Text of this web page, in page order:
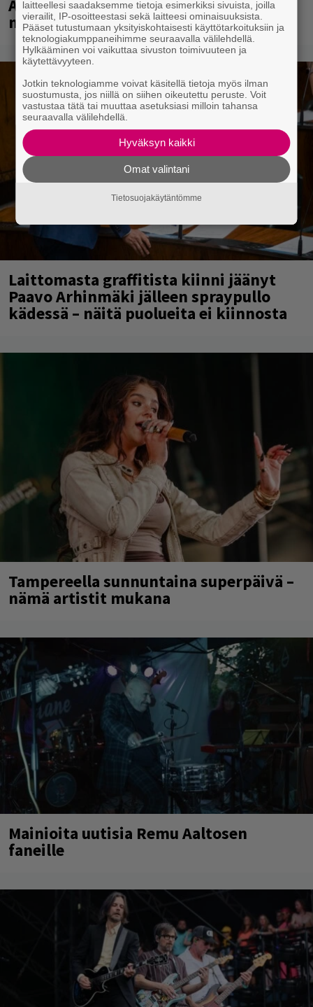
A.W. Yrjänän uutuusalbumi om
mammuttimainen kokonaisuus
Laittomasta graffitista kiinni jäänyt
Paavo Arhinmäki jälleen spraypullo
kädessä – näitä puolueita ei kiinnosta
Tampereella sunnuntaina superpäivä –
nämä artistit mukana
Mainioita uutisia Remu Aaltosen
faneille
laitteellesi saadaksemme tietoja esimerkiksi sivuista, joilla
vierailit, IP-osoitteestasi sekä laitteesi ominaisuuksista.
Pääset tutustumaan yksityiskohtaisesti käyttötarkoituksiin ja
teknologiakumppaneihimme seuraavalla välilehdellä.
Hylkääminen voi vaikuttaa sivuston toimivuuteen ja
käytettävyyteen.
Jotkin teknologiamme voivat käsitellä tietoja myös ilman
suostumusta, jos niillä on siihen oikeutettu peruste. Voit
vastustaa tätä tai muuttaa asetuksiasi milloin tahansa
seuraavalla välilehdellä.
Hyväksyn kaikki
Omat valintani
Tietosuojakäytäntömme